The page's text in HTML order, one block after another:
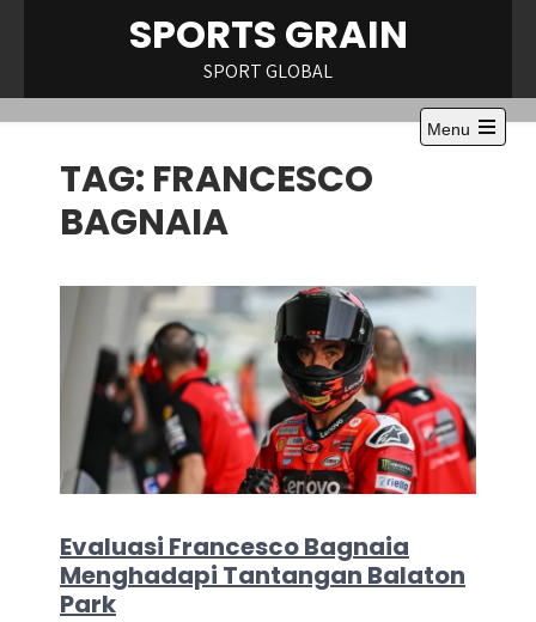
SPORTS GRAIN
SPORT GLOBAL
Menu
TAG: FRANCESCO
BAGNAIA
Evaluasi Francesco Bagnaia
Menghadapi Tantangan Balaton
Park